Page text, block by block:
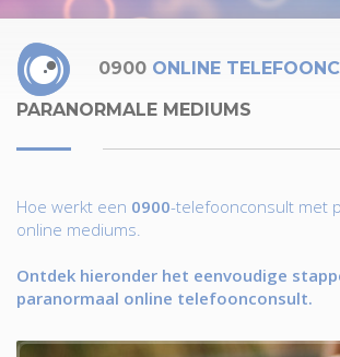
0900 ONLINE
PARANORMALE MEDIUMS
Hoe werkt een 0900-telefoonconsult met
online mediums.
Ontdek hieronder het eenvoudige
paranormaal online telefoonconsult.